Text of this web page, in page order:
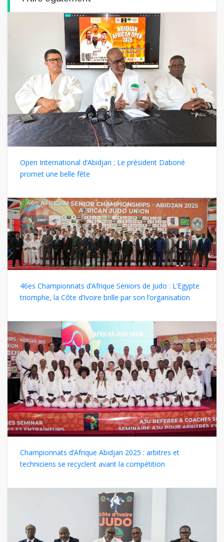
Open International d’Abidjan ; Le président Daboné
promet une belle fête
46es Championnats d’Afrique Seniors de Judo : L’Egypte
triomphe, la Côte d’Ivoire brille par son l’organisation
Championnats d’Afrique Abidjan 2025 : arbitres et
techniciens se recyclent avant la compétition